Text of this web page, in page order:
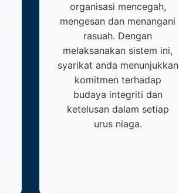
organisasi mencegah,
mengesan dan menangani
rasuah. Dengan
melaksanakan sistem ini,
syarikat anda menunjukkan
komitmen terhadap
budaya integriti dan
ketelusan dalam setiap
urus niaga.